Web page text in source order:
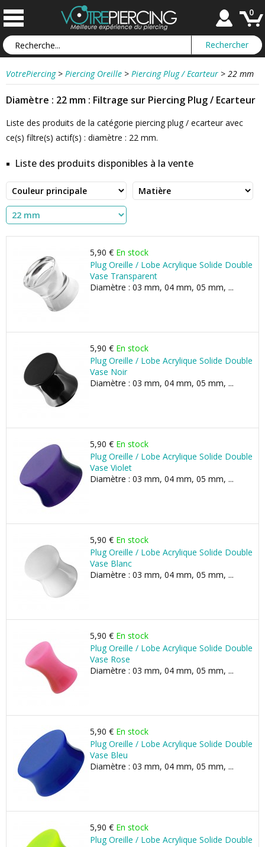
0
VotrePiercing > Piercing Oreille > Piercing Plug / Ecarteur > 22 mm
Diamètre : 22 mm : Filtrage sur Piercing Plug / Ecarteur
Liste des produits de la catégorie piercing plug / ecarteur avec
ce(s) filtre(s) actif(s) : diamètre : 22 mm.
Liste des produits disponibles à la vente
5,90 € En stock
Plug Oreille / Lobe Acrylique Solide Double
Vase Transparent
Diamètre : 03 mm, 04 mm, 05 mm, ...
5,90 € En stock
Plug Oreille / Lobe Acrylique Solide Double
Vase Noir
Diamètre : 03 mm, 04 mm, 05 mm, ...
5,90 € En stock
Plug Oreille / Lobe Acrylique Solide Double
Vase Violet
Diamètre : 03 mm, 04 mm, 05 mm, ...
5,90 € En stock
Plug Oreille / Lobe Acrylique Solide Double
Vase Blanc
Diamètre : 03 mm, 04 mm, 05 mm, ...
5,90 € En stock
Plug Oreille / Lobe Acrylique Solide Double
Vase Rose
Diamètre : 03 mm, 04 mm, 05 mm, ...
5,90 € En stock
Plug Oreille / Lobe Acrylique Solide Double
Vase Bleu
Diamètre : 03 mm, 04 mm, 05 mm, ...
5,90 € En stock
Plug Oreille / Lobe Acrylique Solide Double